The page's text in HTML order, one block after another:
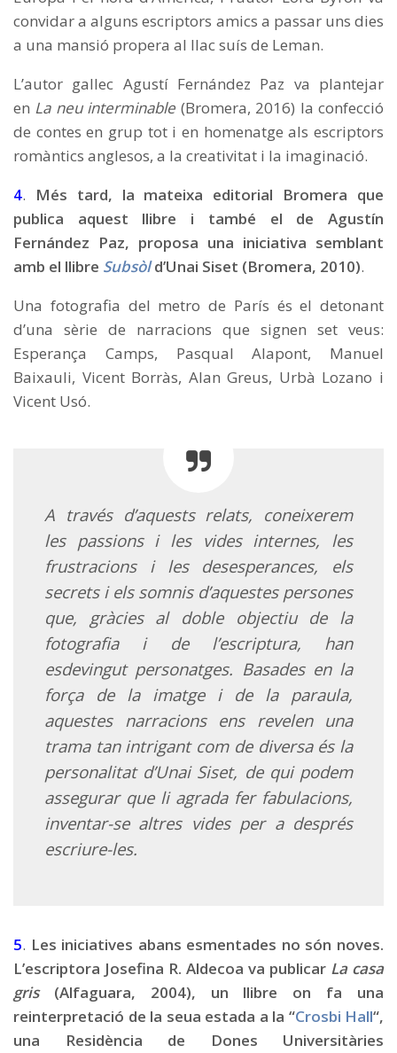
convidar a alguns escriptors amics a passar uns dies
a una mansió propera al llac suís de Leman.
L’autor gallec Agustí Fernández Paz va plantejar
en La neu interminable (Bromera, 2016) la confecció
de contes en grup tot i en homenatge als escriptors
romàntics anglesos, a la creativitat i la imaginació.
4. Més tard, la mateixa editorial Bromera que
publica aquest llibre i també el de Agustín
Fernández Paz, proposa una iniciativa semblant
amb el llibre Subsòld’Unai Siset (Bromera, 2010).
Una fotografia del metro de París és el detonant
d’una sèrie de narracions que signen set veus:
Esperança Camps, Pasqual Alapont, Manuel
Baixauli, Vicent Borràs, Alan Greus, Urbà Lozano i
Vicent Usó.
A través d’aquests relats, coneixerem
les passions i les vides internes, les
frustracions i les desesperances, els
secrets i els somnis d’aquestes persones
que, gràcies al doble objectiu de la
fotografia i de l’escriptura, han
esdevingut personatges. Basades en la
força de la imatge i de la paraula,
aquestes narracions ens revelen una
trama tan intrigant com de diversa és la
personalitat d’Unai Siset, de qui podem
assegurar que li agrada fer fabulacions,
inventar-se altres vides per a després
escriure-les.
5. Les iniciatives abans esmentades no són noves.
L’escriptora Josefina R. Aldecoa va publicar La casa
gris (Alfaguara, 2004), un llibre on fa una
reinterpretació de la seua estada a la “Crosbi Hall“,
una Residència de Dones Universitàries